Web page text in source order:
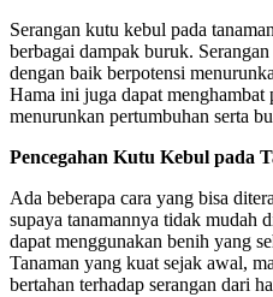
Serangan kutu kebul pada
berbagai dampak buruk.
dengan baik berpotensi
Hama ini juga dapat menghambat
menurunkan pertumbuhan serta
Pencegahan Kutu Kebul pada
Ada beberapa cara yang bisa
supaya tanamannya tidak mudah
dapat menggunakan benih yang
Tanaman yang kuat sejak awal,
bertahan terhadap serangan dari